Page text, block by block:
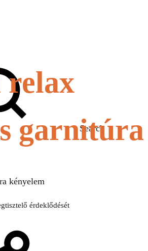
Search
relax
garnitúra
kényelem
érdeklődését